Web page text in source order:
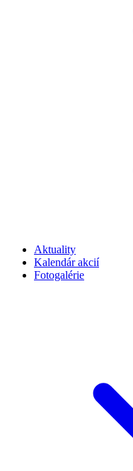
Aktuality
Kalendár akcií
Fotogalérie